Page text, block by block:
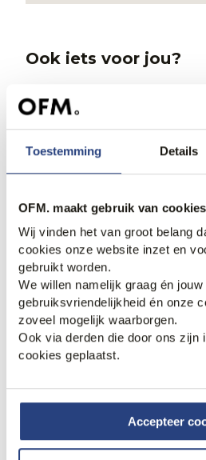
Toestemming Details
OFM. maakt gebruik van
Wij vinden het van groot belang
cookies onze website inzet en
gebruikt worden.
We willen namelijk graag én
gebruiksvriendelijkheid én onze
zoveel mogelijk waarborgen.
Ook via derden die door ons zijn
cookies geplaatst.
Accepteer
Ook iets voor jou?
50% korting
199,99
99,95